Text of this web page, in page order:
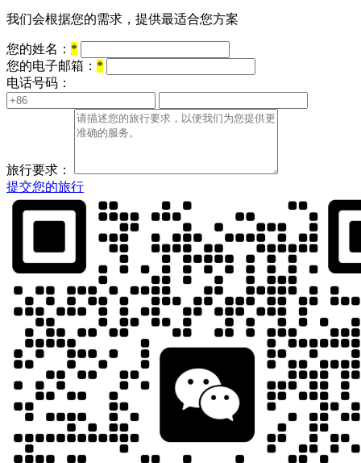
我们会根据您的需求，提供最适合您方案
您的姓名： *
您的电子邮箱： *
电话号码：
旅行要求：
提交您的旅行